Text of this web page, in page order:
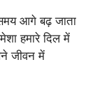
समय आगे बढ़ जाता
हमारे दिल में
जीवन में